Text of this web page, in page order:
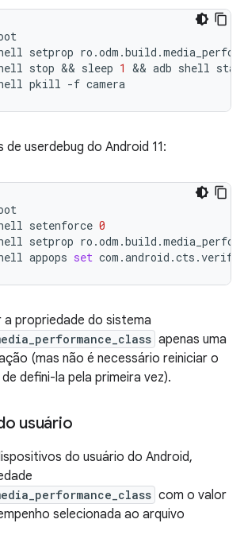
setprop
stop && sleep 1 && adb shell
pkill -f camera
de userdebug do Android 11:
setenforce 0
setprop
appops set
a propriedade do sistema
apenas uma
(mas não é necessário reiniciar o
defini-la pela primeira vez).
usuário
do usuário do Android,
com o valor
selecionada ao arquivo